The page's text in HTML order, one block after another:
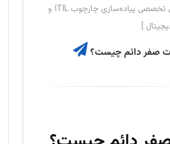
[ مجری تخصصی پیاده‌سازی چارچوب ITIL و
]
صفر دائم چیست؟